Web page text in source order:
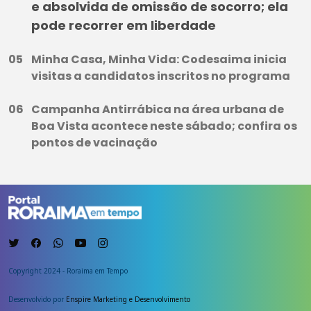
e absolvida de omissão de socorro; ela
pode recorrer em liberdade
Minha Casa, Minha Vida: Codesaima inicia
visitas a candidatos inscritos no programa
Campanha Antirrábica na área urbana de
Boa Vista acontece neste sábado; confira os
pontos de vacinação
Copyright 2024 - Roraima em Tempo
Desenvolvido por Enspire Marketing e Desenvolvimento